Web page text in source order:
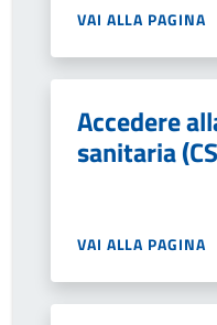
VAI ALLA PAGINA
Accedere
sanitaria
VAI ALLA PAGINA